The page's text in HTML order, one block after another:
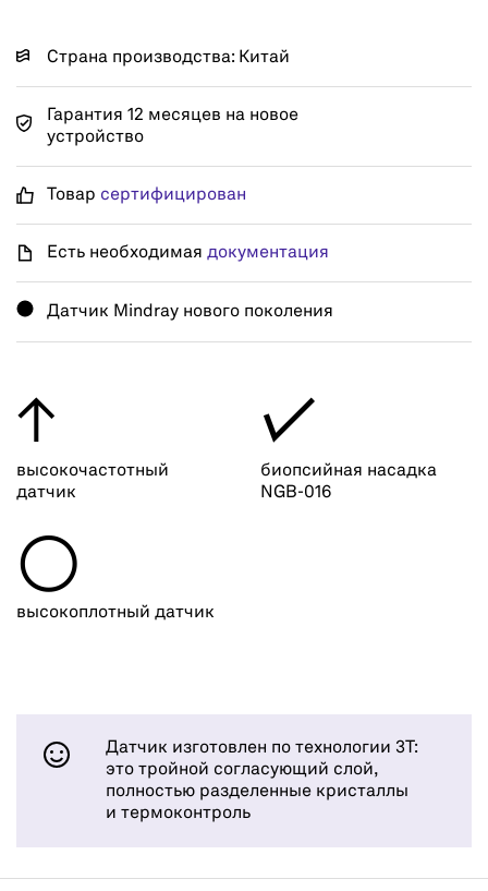
Страна производства: Китай
Гарантия 12 месяцев на новое
устройство
Товар сертифицирован
Есть необходимая документация
Датчик Mindray нового поколения
↑
высокочастотный
датчик
✓
биопсийная насадка
NGB-016
○
высокоплотный датчик
Датчик изготовлен по технологии 3T:
это тройной согласующий слой,
полностью разделенные кристаллы
и термоконтроль